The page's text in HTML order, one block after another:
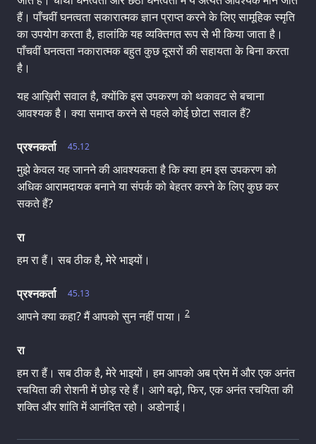
हैं। पाँचवीं घनत्वता सकारात्मक ज्ञान प्राप्त करने के लिए सामूहिक स्मृति
का उपयोग करता है, हालांकि यह व्यक्तिगत रूप से भी किया जाता है।
पाँचवीं घनत्वता नकारात्मक बहुत कुछ दूसरों की सहायता के बिना करता
है।
यह आख़िरी सवाल है, क्योंकि इस उपकरण को थकावट से बचाना
आवश्यक है। क्या समाप्त करने से पहले कोई छोटा सवाल हैं?
45.12
प्रश्नकर्ता
मुझे केवल यह जानने की आवश्यकता है कि क्या हम इस उपकरण को
अधिक आरामदायक बनाने या संपर्क को बेहतर करने के लिए कुछ कर
सकते हैं?
रा
हम रा हैं। सब ठीक है, मेरे भाइयों।
45.13
प्रश्नकर्ता
आपने क्या कहा? मैं आपको सुन नहीं पाया। 2
रा
हम रा हैं। सब ठीक है, मेरे भाइयों। हम आपको अब प्रेम में और एक अनंत
रचयिता की रोशनी में छोड़ रहे हैं। आगे बढ़ो, फिर, एक अनंत रचयिता की
शक्ति और शांति में आनंदित रहो। अडोनाई।